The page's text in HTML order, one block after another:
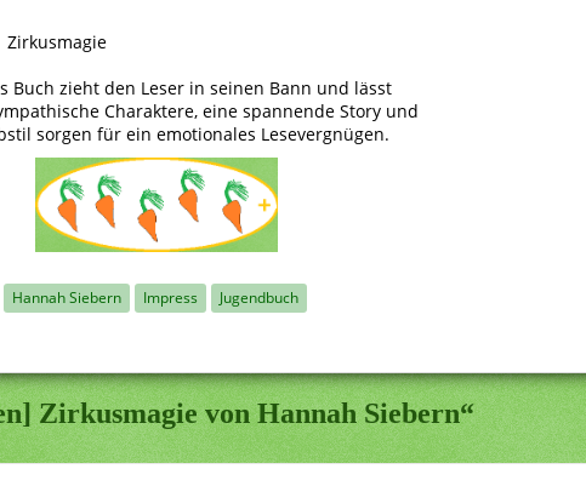
Zirkusmagie
Buch zieht den Leser in seinen Bann und lässt
Charaktere, eine spannende Story und
sorgen für ein emotionales Lesevergnügen.
Hannah Siebern Impress Jugendbuch
Zirkusmagie von Hannah Siebern“